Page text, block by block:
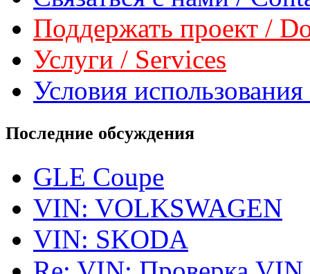
Поддержать проект /
Услуги / Services
Условия
Последние обсуждения
GLE Coupe
VIN: VOLKSWAGEN
VIN: SKODA